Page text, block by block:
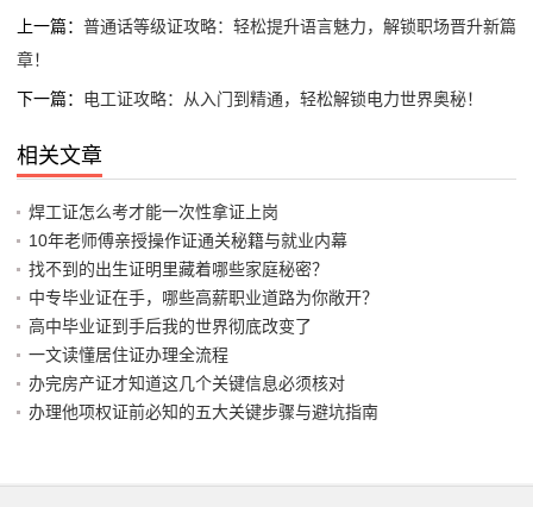
上一篇： 普通话等级证攻略：轻松提升语言魅力，解锁职场晋升新篇
章！
下一篇： 电工证攻略：从入门到精通，轻松解锁电力世界奥秘！
相关文章
焊工证怎么考才能一次性拿证上岗
10年老师傅亲授操作证通关秘籍与就业内幕
找不到的出生证明里藏着哪些家庭秘密？
中专毕业证在手，哪些高薪职业道路为你敞开？
高中毕业证到手后我的世界彻底改变了
一文读懂居住证办理全流程
办完房产证才知道这几个关键信息必须核对
办理他项权证前必知的五大关键步骤与避坑指南